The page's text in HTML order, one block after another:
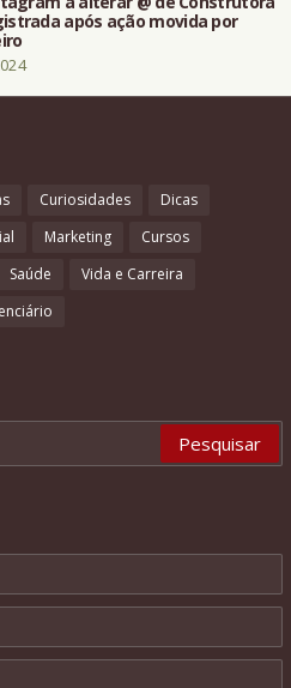
após ação movida por
Curiosidades
Dicas
Marketing
Cursos
Saúde
Vida e Carreira